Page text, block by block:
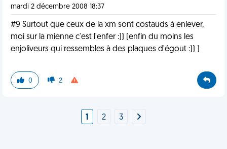
mardi 2 décembre 2008 18:37
#9 Surtout que ceux de la xm sont costauds à enlever,
moi sur la mienne c'est l'enfer :)) (enfin du moins les
enjoliveurs qui ressembles à des plaques d'égout :)) )
0 2
1 2 3